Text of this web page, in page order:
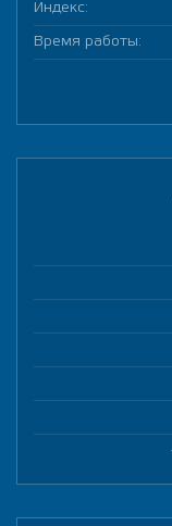
Индекс:
Время работы: